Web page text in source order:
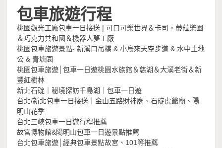
包車旅遊行程
桃園觀光工廠包車一日接送 | 可口可樂世界＆卡司，蒂菈樂園
＆巧克力共和國＆機器人夢工廠
桃園包車旅遊景點- 新溪口吊橋 & 小烏來天空步道 & 水中土地
公 & 青塘園
桃園包車旅遊│包車一日遊桃園水族館＆慈湖＆大溪老街＆新
豐紅樹林
新北石碇｜秘境探訪千島湖｜包車一日遊
台北/新北包車一日接送｜金山五路財神廟、石碇虎爺廟、陽
明山花季
台北三峽包車一日遊行程推薦
故宮博物館&陽明山包車一日遊景點推薦
台北包車旅遊│經典包車景點故宮、101等推薦